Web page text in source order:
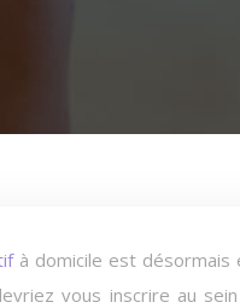
à domicile est désormais
vous inscrire au